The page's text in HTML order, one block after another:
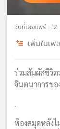
วิทยุ
ข่าย
วันที่เผยแพร่ : 12
เพิ่มในเพ
ร่วมสัมผัสชีวิต
จินตนาการข
.
ห้องสมุดหลังไ